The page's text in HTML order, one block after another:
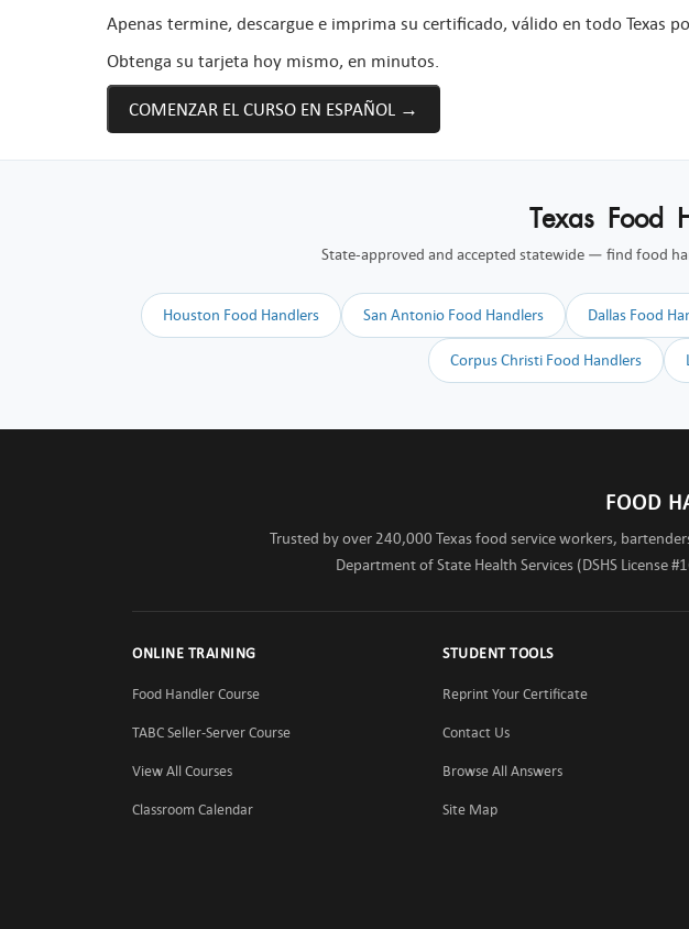
Apenas termine, descargue e imprima su certificado, válido en todo Texas
Obtenga su tarjeta hoy mismo, en minutos.
COMENZAR EL CURSO EN ESPAÑOL →
Texas
State-approved and accepted statewide — find food
Houston Food Handlers San Antonio Food Handlers Dallas Food
Corpus Christi Food Handlers
FOOD
Trusted by over 240,000 Texas food service workers,
Department of State Health Services (DSHS License
ONLINE TRAINING
Food Handler Course
TABC Seller-Server Course
View All Courses
Classroom Calendar
STUDENT TOOLS
Reprint Your Certificate
Contact Us
Browse All Answers
Site Map